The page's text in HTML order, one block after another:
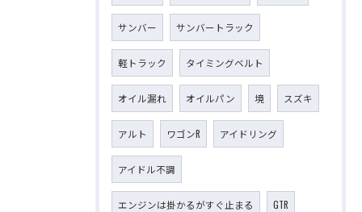
サンバー サンバートラック
軽トラック タイミングベルト
オイル漏れ オイルパン 境 スズキ
アルト ワゴンR アイドリング
アイドル不調
エンジンは掛かるがすぐ止まる GTR